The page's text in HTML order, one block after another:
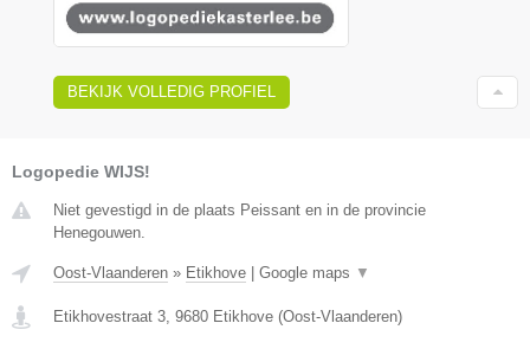
BEKIJK VOLLEDIG PROFIEL
Logopedie WIJS!
Niet gevestigd in de plaats Peissant en in de provincie
Henegouwen.
Oost-Vlaanderen » Etikhove Google maps ▼
Etikhovestraat 3, 9680 Etikhove (Oost-Vlaanderen)